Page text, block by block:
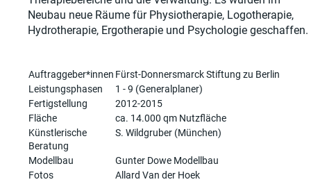
Neubau neue Räume für Physiotherapie, Logotherapie,
Hydrotherapie, Ergotherapie und Psychologie geschaffen.
Auftraggeber*innen Fürst-Donnersmarck Stiftung zu Berlin
Leistungsphasen
1 - 9 (Generalplaner)
Fertigstellung
2012-2015
Fläche
ca. 14.000 qm Nutzfläche
Künstlerische
Beratung
S. Wildgruber (München)
Modellbau
Gunter Dowe Modellbau
Fotos
Allard Van der Hoek